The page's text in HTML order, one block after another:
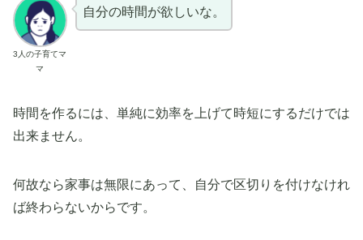
3人の子育てマ
マ
自分の時間が欲しいな。
時間を作るには、単純に効率を上げて時短にするだけでは
出来ません。
何故なら家事は無限にあって、自分で区切りを付けなけれ
ば終わらないからです。